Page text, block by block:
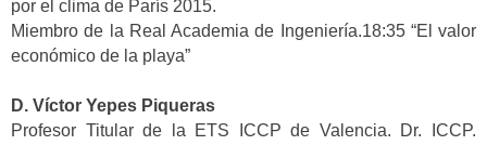
por el clima de París 2015.
Miembro de la Real Academia de Ingeniería.18:35 “El valor
económico de la playa”
D. Víctor Yepes Piqueras
Profesor Titular de la ETS ICCP de Valencia. Dr. ICCP.